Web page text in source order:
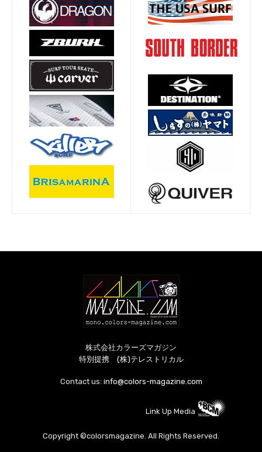
株式会社カラーズマガジン
特別提携 (株)テレストリカル
Contact us: info@colors-magazine.com
Link Up Media
Copyright ©colorsmagazine. All Rights Reserved.